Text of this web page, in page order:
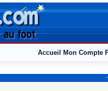
Accueil Mon Compte